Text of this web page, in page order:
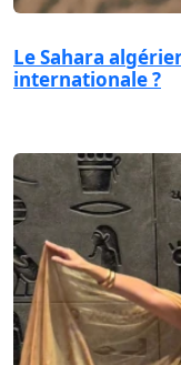
Le Sahara
internationale ?